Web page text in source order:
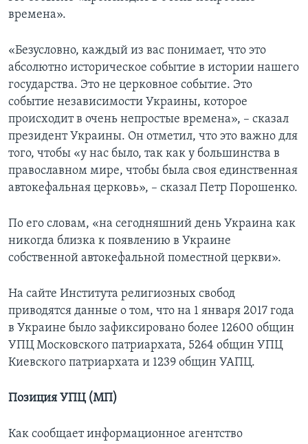
времена».
«Безусловно, каждый из вас понимает, что это
абсолютно историческое событие в истории нашего
государства. Это не церковное событие. Это
событие независимости Украины, которое
происходит в очень непростые времена», – сказал
президент Украины. Он отметил, что это важно для
того, чтобы «у нас было, так как у большинства в
православном мире, чтобы была своя единственная
автокефальная церковь», – сказал Петр Порошенко.
По его словам, «на сегодняшний день Украина как
никогда близка к появлению в Украине
собственной автокефальной поместной церкви».
На сайте Института религиозных свобод
приводятся данные о том, что на 1 января 2017 года
в Украине было зафиксировано более 12600 общин
УПЦ Московского патриархата, 5264 общин УПЦ
Киевского патриархата и 1239 общин УАПЦ.
Позиция УПЦ (МП)
Как сообщает информационное агентство